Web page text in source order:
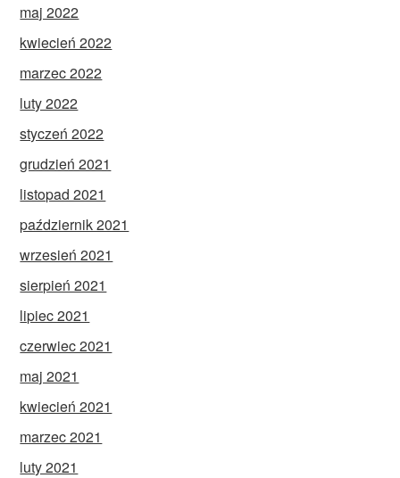
maj 2022
kwiecień 2022
marzec 2022
luty 2022
styczeń 2022
grudzień 2021
listopad 2021
październik 2021
wrzesień 2021
sierpień 2021
lipiec 2021
czerwiec 2021
maj 2021
kwiecień 2021
marzec 2021
luty 2021